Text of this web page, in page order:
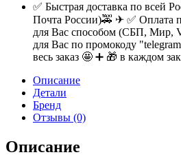
✅ Быстрая доставка по всей
Почта России)🚕 ✈ ✅ Оплата
для Вас способом (СБП, Мир,
для Вас по промокоду
весь заказ 🤩 ➕ 🎁 в каждом
Описание
Детали
Бренд
Отзывы (0)
Описание